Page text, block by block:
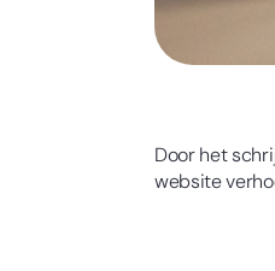
Door het
website